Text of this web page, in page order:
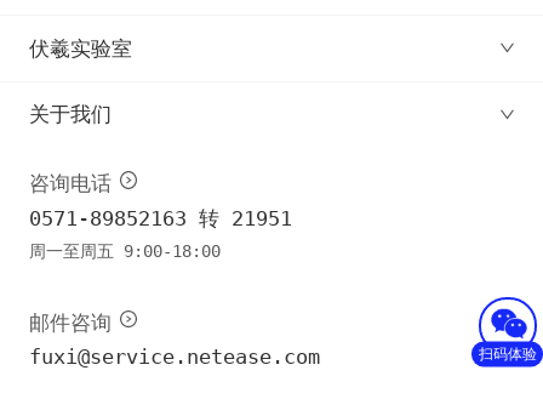
伏羲实验室
关于我们
咨询电话
0571-89852163 转 21951
周一至周五 9:00-18:00
邮件咨询
fuxi@service.netease.com
扫码体验